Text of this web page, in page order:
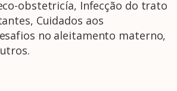
obstetricía, Infecção do trato
Cuidados aos
no aleitamento materno,